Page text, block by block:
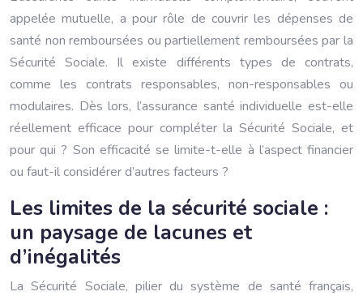
appelée mutuelle, a pour rôle de couvrir les dépenses de
santé non remboursées ou partiellement remboursées par la
Sécurité Sociale. Il existe différents types de contrats,
comme les contrats responsables, non-responsables ou
modulaires. Dès lors, l’assurance santé individuelle est-elle
réellement efficace pour compléter la Sécurité Sociale, et
pour qui ? Son efficacité se limite-t-elle à l’aspect financier
ou faut-il considérer d’autres facteurs ?
Les limites de la sécurité sociale :
un paysage de lacunes et
d’inégalités
La Sécurité Sociale, pilier du système de santé français,